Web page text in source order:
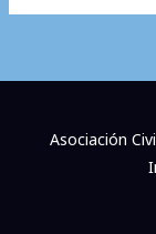
Asociación